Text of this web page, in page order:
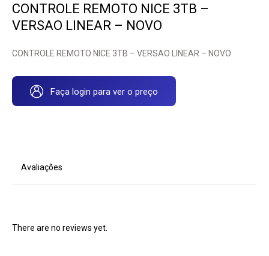
CONTROLE REMOTO NICE 3TB –
VERSAO LINEAR – NOVO
CONTROLE REMOTO NICE 3TB – VERSAO LINEAR – NOVO
Faça login para ver o preço
Avaliações
There are no reviews yet.